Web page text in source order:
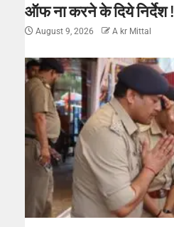
ऑफ ना करने के दिये निर्देश !
August 9, 2026 A kr Mittal